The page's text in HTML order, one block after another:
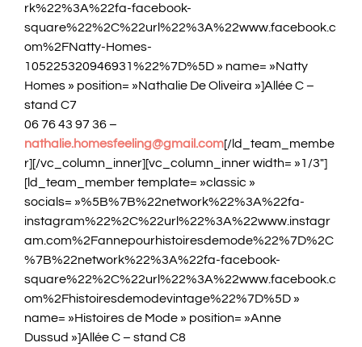
rk%22%3A%22fa-facebook-
square%22%2C%22url%22%3A%22www.facebook.c
om%2FNatty-Homes-
105225320946931%22%7D%5D » name= »Natty
Homes » position= »Nathalie De Oliveira »]Allée C –
stand C7
06 76 43 97 36 –
nathalie.homesfeeling@gmail.com[/ld_team_membe
r][/vc_column_inner][vc_column_inner width= »1/3″]
[ld_team_member template= »classic »
socials= »%5B%7B%22network%22%3A%22fa-
instagram%22%2C%22url%22%3A%22www.instagr
am.com%2Fannepourhistoiresdemode%22%7D%2C
%7B%22network%22%3A%22fa-facebook-
square%22%2C%22url%22%3A%22www.facebook.c
om%2Fhistoiresdemodevintage%22%7D%5D »
name= »Histoires de Mode » position= »Anne
Dussud »]Allée C – stand C8